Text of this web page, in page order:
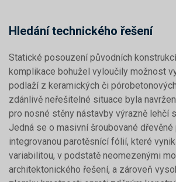
Hledání technického řešení
Statické posouzení původních
komplikace bohužel vyloučily možnost
podlaží z keramických či
zdánlivě neřešitelné situace byla
pro nosné stěny nástavby výrazně lehčí
Jedná se o masivní šroubované dřevěné
integrovanou parotěsnící fólií, které
variabilitou, v podstatě neomezenými
architektonického řešení, a zároveň